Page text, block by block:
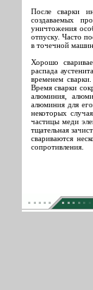
После сварки
создаваемых
уничтожения
отпуску. Часто
в точечной
Хорошо
распада
временем
Время сварки
алюминия,
алюминия для
некоторых
частицы меди
тщательная
свариваются
сопротивления.